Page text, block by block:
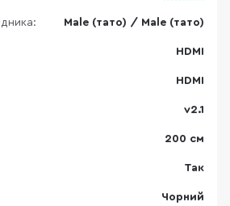
Male (тато) / Male (тато)
HDMI
HDMI
v2.1
200 см
Так
Чорний